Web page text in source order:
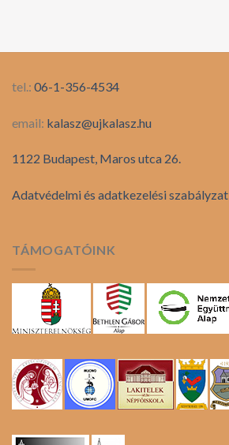
tel.: 06-1-356-4534
email: kalasz@ujkalasz.hu
1122 Budapest, Maros utca 26.
Adatvédelmi és adatkezelési szabályzat
TÁMOGATÓINK